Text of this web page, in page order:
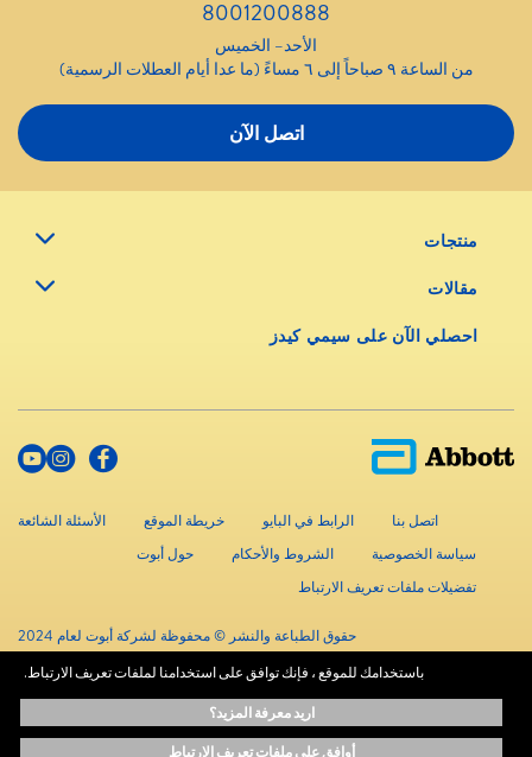
8001200888
الأحد– الخميس
من الساعة ٩ صباحاً إلى ٦ مساءً (ما عدا أيام العطلات الرسمية)
اتصل الآن
منتجات
مقالات
احصلي الآن على سيمي كيدز
اتصل بنا الرابط في البايو خريطة الموقع
الأسئلة الشائعة
سياسة الخصوصية
الشروط والأحكام
حول أبوت
تفضيلات ملفات تعريف الارتباط
حقوق الطباعة والنشر © محفوظة لشركة أبوت لعام 2024
المعلومات الموجودة في هذا الموقع متاحة لأهداف تعليمية فقط.، ولا تحل محل
استشارة المتخصصين المعتمدين. استشر دائماً أخصائيي الرعاية الصحية للحصول على
باستخدامك للموقع ، فإنك توافق على استخدامنا لملفات تعريف الارتباط.
اريد معرفة المزيد؟
أوافق على ملفات تعريف الارتباط